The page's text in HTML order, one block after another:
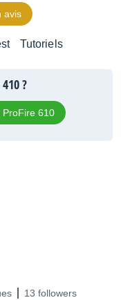
avis
Tutoriels
?
ProFire 610
13 followers